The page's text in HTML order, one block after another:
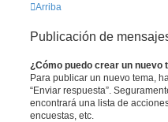
Arriba
Publicación de
¿Cómo puedo crear un
Para publicar un nuevo tema,
“Enviar respuesta”.
encontrará una lista de
encuestas, etc.